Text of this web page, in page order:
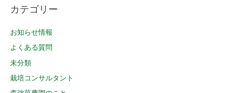
カテゴリー
お知らせ情報
よくある質問
未分類
栽培コンサルタント